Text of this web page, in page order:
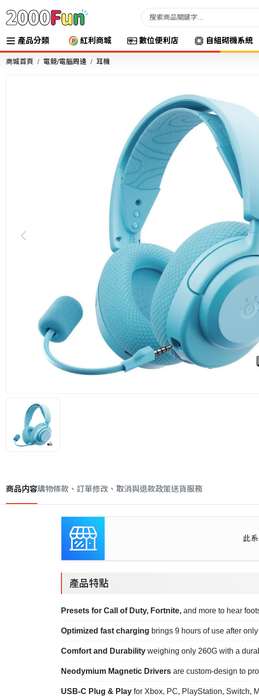
產品分類 紅利商城 數位便利店 自組砌機系統
商城首頁 電競/電腦周邊 耳機
商品内容購物條款、訂單修改、取消與退款政策送貨服務
此
產品特點
Presets for Call of Duty, Fortnite, and more to hear
Optimized fast charging brings 9 hours of use after
Comfort and Durability weighing only 260G with a
Neodymium Magnetic Drivers are custom-design to
USB-C Plug & Play for Xbox, PC, PlayStation, Switch,